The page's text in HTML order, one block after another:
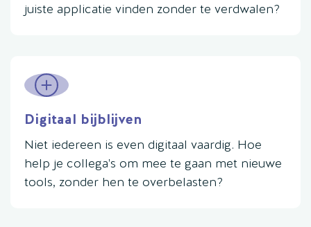
juiste applicatie vinden zonder te verdwalen?
Digitaal bijblijven
Niet iedereen is even digitaal vaardig. Hoe
help je collega's om mee te gaan met nieuwe
tools, zonder hen te overbelasten?